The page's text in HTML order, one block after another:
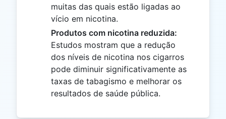
muitas das quais estão ligadas ao
vício em nicotina.
Produtos com nicotina reduzida:
Estudos mostram que a redução
dos níveis de nicotina nos cigarros
pode diminuir significativamente as
taxas de tabagismo e melhorar os
resultados de saúde pública.